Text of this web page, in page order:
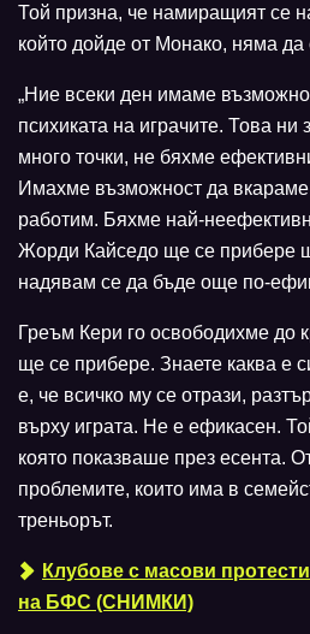
Той призна, че намиращият се
който дойде от Монако, няма
„Ние всеки ден имаме
психиката на играчите. Това
много точки, не бяхме
Имахме възможност да
работим. Бяхме най-
Жорди Кайседо ще се прибере
надявам се да бъде още по-
Греъм Кери го освободихме до
ще се прибере. Знаете каква е
е, че всичко му се отрази,
върху играта. Не е ефикасен.
която показваше през есента.
проблемите, които има в
треньорът.
Клубове с масови
на БФС (СНИМКИ)